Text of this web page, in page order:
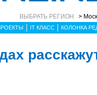
ВЫБРАТЬ РЕГИОН >
IT КЛАСС КОЛОНКА